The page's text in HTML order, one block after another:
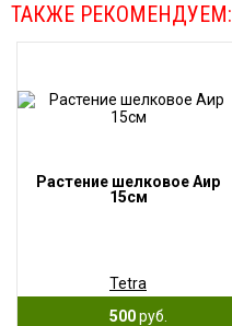
ТАКЖЕ РЕКОМЕНДУЕМ:
Растение шелковое Аир
15см
Tetra
500руб.